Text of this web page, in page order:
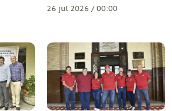
26 jul 2026 / 00:00